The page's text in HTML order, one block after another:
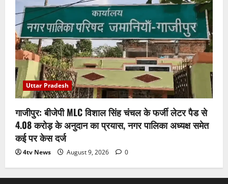
Uttar Pradesh
गाजीपुर: बीजेपी MLC विशाल सिंह चंचल के फर्जी लेटर पैड से
4.08 करोड़ के अनुदान का प्रयास, नगर पालिका अध्यक्ष समेत
कई पर केस दर्ज
4tv News August 9, 2026 0